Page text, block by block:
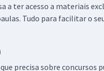
a ter acesso a materiais
Tudo para facilitar o
precisa sobre